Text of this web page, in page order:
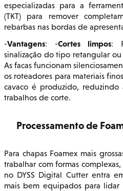
especializadas para a
(TKT) para remover
rebarbas nas bordas de
-Vantagens: -Cortes limpos:
sinalização do tipo retangular ou
As facas funcionam
os roteadores para materiais
cavaco é produzido,
trabalhos de corte.
Processamento de
Para chapas Foamex mais
trabalhar com formas
no DYSS Digital Cutter entra
mais bem equipados para lidar